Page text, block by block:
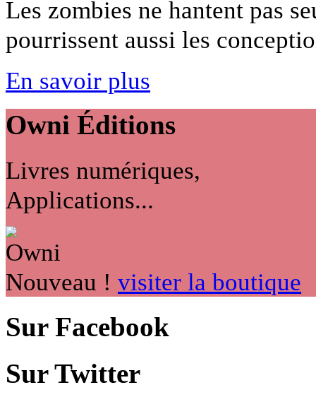
Les zombies ne hantent pas
pourrissent aussi les
En savoir plus
Owni Éditions
Livres numériques,
Applications...
Nouveau ! visiter la boutique
Sur Facebook
Sur Twitter